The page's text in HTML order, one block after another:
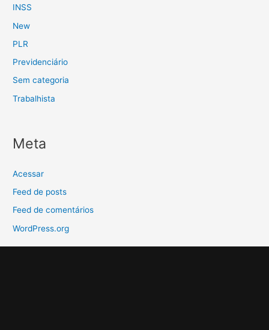
INSS
New
PLR
Previdenciário
Sem categoria
Trabalhista
Meta
Acessar
Feed de posts
Feed de comentários
WordPress.org